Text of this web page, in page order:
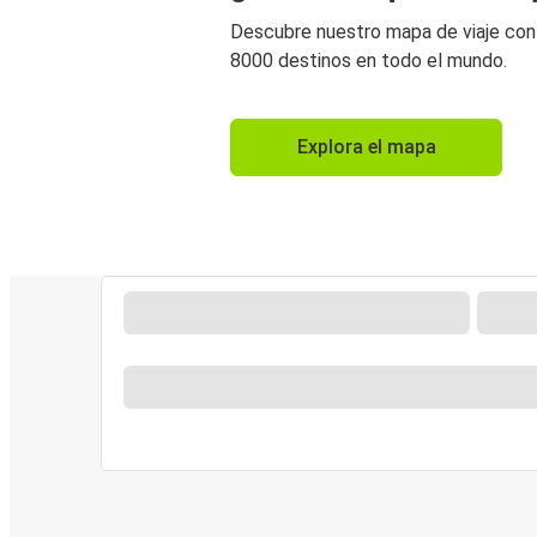
Descubre nuestro mapa de viaje
8000 destinos en todo el mundo.
Explora el mapa